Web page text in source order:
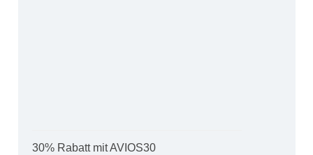
30% Rabatt mit AVIOS30